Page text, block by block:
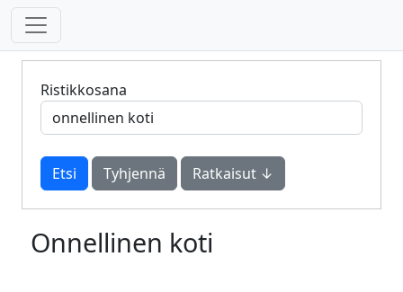
Ristikkosana
Tyhjennä Ratkaisut ↓
Onnellinen koti